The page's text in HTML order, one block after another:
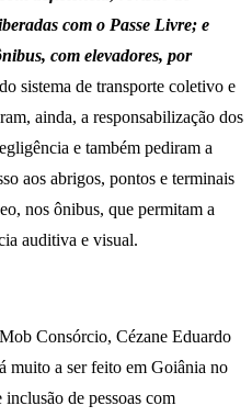
com o Passe Livre; e
com elevadores, por
sistema de transporte coletivo e
ainda, a responsabilização dos
e também pediram a
aos abrigos, pontos e terminais
nos ônibus, que permitam a
auditiva e visual.
Consórcio, Cézane Eduardo
muito a ser feito em Goiânia no
de pessoas com